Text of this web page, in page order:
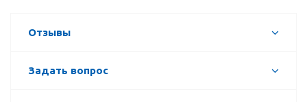
Отзывы
Задать вопрос